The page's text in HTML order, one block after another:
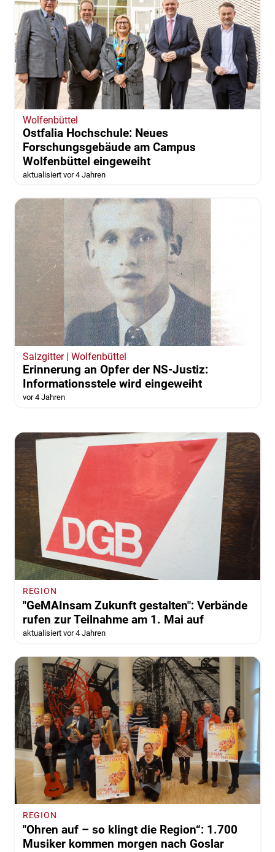
Wolfenbüttel
Ostfalia Hochschule: Neues
Forschungsgebäude am Campus
Wolfenbüttel eingeweiht
aktualisiert vor 4 Jahren
Salzgitter | Wolfenbüttel
Erinnerung an Opfer der NS-Justiz:
Informationsstele wird eingeweiht
vor 4 Jahren
REGION
"GeMAInsam Zukunft gestalten": Verbände
rufen zur Teilnahme am 1. Mai auf
aktualisiert vor 4 Jahren
REGION
"Ohren auf – so klingt die Region“: 1.700
Musiker kommen morgen nach Goslar